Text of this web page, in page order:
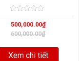
0
out
of
600,000.00₫
500,000.00₫
Xem chi tiết